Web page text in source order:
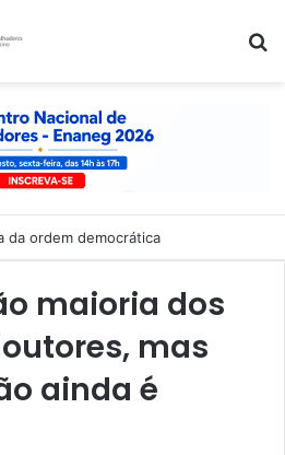
povo venezuelano
maioria dos
mas
ainda é